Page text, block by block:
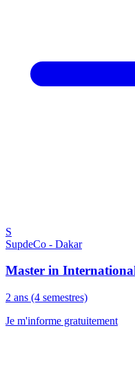
S
SupdeCo - Dakar
Master in
2 ans (4 semestres)
Je m'informe gratuitement